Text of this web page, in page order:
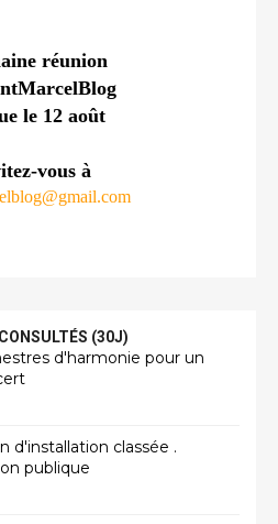
réunion
le 12 août
vous à
(30J)
d'harmonie pour un
d'installation classée .
publique